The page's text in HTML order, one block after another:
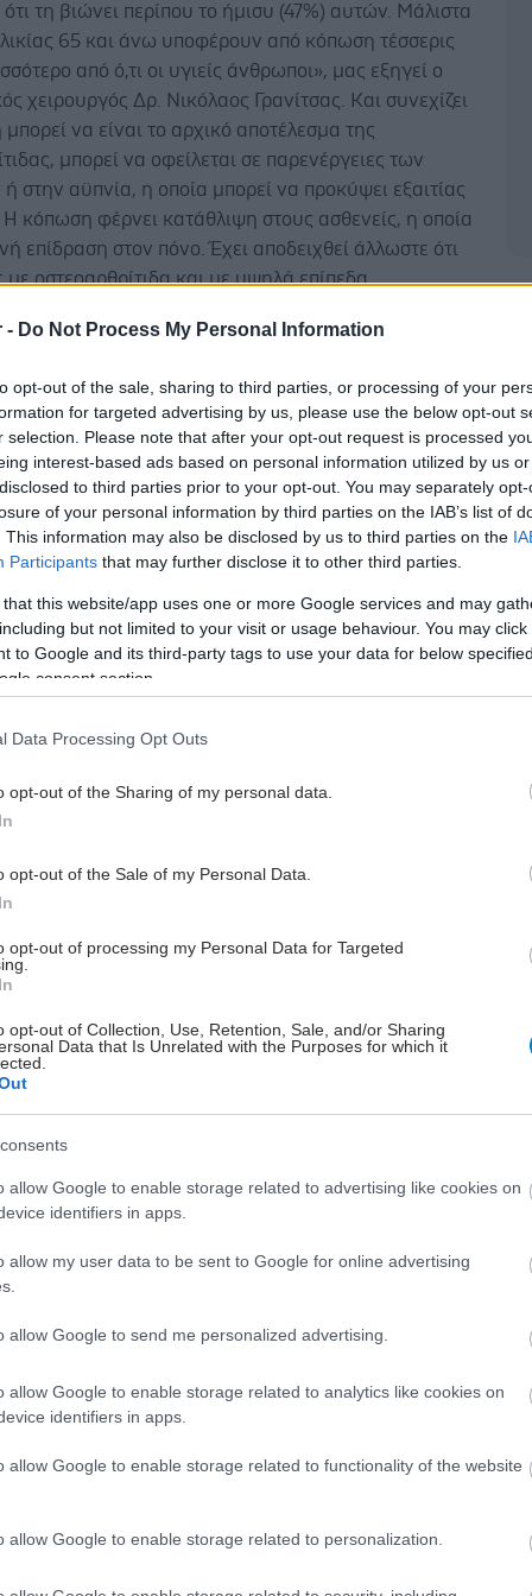
- Do Not Process My Personal Information
opt-out of the sale, sharing to third parties, or processing of your
for targeted advertising by us, please use the below opt-out
selection. Please note that after your opt-out request is processed
interest-based ads based on personal information utilized by us
to third parties prior to your opt-out. You may separately
of your personal information by third parties on the IAB’s list of
This information may also be disclosed by us to third parties on the
Participants that may further disclose it to other third parties.
that this website/app uses one or more Google services and may
but not limited to your visit or usage behaviour. You may
to Google and its third-party tags to use your data for below
consent section.
Data Processing Opt Outs
opt-out of the Sharing of my personal data.
opt-out of the Sale of my Personal Data.
opt-out of processing my Personal Data for Targeted
opt-out of Collection, Use, Retention, Sale, and/or Sharing
Data that Is Unrelated with the Purposes for which it
allow Google to enable storage related to advertising like cookies on
identifiers in apps.
allow my user data to be sent to Google for online advertising
allow Google to send me personalized advertising.
allow Google to enable storage related to analytics like cookies on
identifiers in apps.
allow Google to enable storage related to functionality of the website
allow Google to enable storage related to personalization.
τη βιώνει περίπου το ήμισυ (47%) αυτών. Μάλιστα
65 και άνω υποφέρουν από κόπωση τέσσερις
από ό,τι οι υγιείς άνθρωποι», μας εξηγεί ο
χειρουργός Δρ. Νικόλαος Γρανίτσας. Και συνεχίζει
να είναι το αρχικό αποτέλεσμα της
μπορεί να οφείλεται σε παρενέργειες των
στην αϋπνία, η οποία μπορεί να προκύψει εξαιτίας
κόπωση φέρνει κατάθλιψη στους ασθενείς, η οποία
επίδραση στον πόνο. Έχει αποδειχθεί άλλωστε ότι
με οστεοαρθρίτιδα και με υψηλά επίπεδα
με τη δραστηριότητα και μειώνεται στην ηρεμία, όσο
όμως εξελίσσεται ο πόνος γίνεται πιο έντονος και
πόνος που εξακολουθεί να υπάρχει σε κατάσταση
να ξυπνά τον ασθενή τη νύχτα. Αυτήν την
βιώνει περίπου το 30% των πασχόντων. Μελέτες
τις αναφορές των ασθενών, ότι η αρθρίτιδα
την ποιότητα του ύπνου. Έχουν δείξει ότι οι
να αποκοιμηθούν, έχουν συχνές
ύπνου και πρόωρη αφύπνιση.
των αρθρώσεων, ο λειτουργικός
η αϋπνία και η κόπωση αλληλεπιδρούν,
αρνητικές επιπτώσεις στην ψυχολογική ευεξία, με
στους ασθενείς που η χρόνια οστεοαρθρίτιδα
από χρόνιο πόνο.
κόπωσης που νιώθουν οι ασθενείς δεν είναι σαφή
που έχουν προσπαθήσει να ρίξουν φως σε αυτά
έχει αποδειχθεί ότι είναι η πιο οδυνηρή
στη διαχείριση χρόνιων ασθενειών, είναι σημαντικό
αυτές οι αλληλεπιδράσεις.
μια μελέτη για να προσδιοριστεί η
κόπωσης και ποιότητας ύπνου, πόνου και
σε άτομα με οστεοαρθρίτιδα γόνατος.
δεδομένων, χρησιμοποιήθηκαν ερωτηματολόγια
στα κοινωνικο­δημογραφικά χαρακτηριστικά,
της κόπωσης, την ποιότητα του ύπνου και την
τη συγκεκριμένη πάθηση είχαν υψηλότερα επίπεδα
επίπεδα ενέργειας και υψηλότερες
όσο και εκείνου που αφορούσε την κατάθλιψη
τους ήταν σημαντική. Υπήρξε δηλαδή θετικός